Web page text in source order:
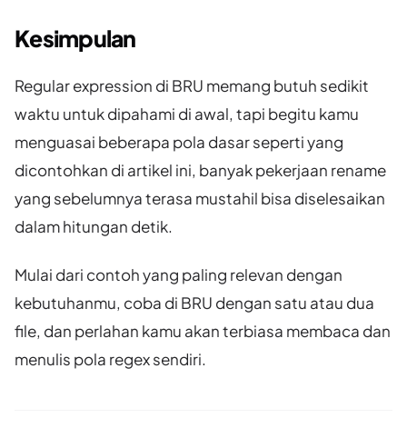
Kesimpulan
Regular expression di BRU memang butuh sedikit
waktu untuk dipahami di awal, tapi begitu kamu
menguasai beberapa pola dasar seperti yang
dicontohkan di artikel ini, banyak pekerjaan rename
yang sebelumnya terasa mustahil bisa diselesaikan
dalam hitungan detik.
Mulai dari contoh yang paling relevan dengan
kebutuhanmu, coba di BRU dengan satu atau dua
file, dan perlahan kamu akan terbiasa membaca dan
menulis pola regex sendiri.